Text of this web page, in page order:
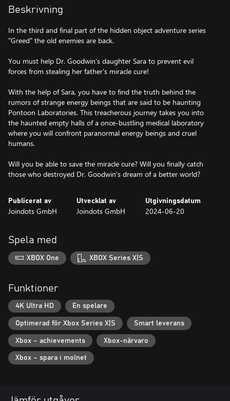
Beskrivning
In the third and final part of the hidden object adventure series
"Greed" the old enemies are back.
You must help Dr. Goodwin's daughter Sara to prevent evil
forces from stealing her father's miracle cure!
With the help of Sara, you have to find the truth behind the
rumors of strange energy beings that are said to be haunting
Pontoon Laboratories. This treacherous journey takes you into
the haunted empty halls of a once-bustling medical laboratory
where you will confront paranormal energy beings and cruel
humans.
Will you be able to save the miracle cure? Will you finally catch
Publicerat av
Joindots GmbH
Utvecklat av
Joindots GmbH
Utgivningsdatum
2024-06-20
Spela med
XBOX One XBOX Series X|S
Funktioner
4K Ultra HD En spelare
Optimerad för Xbox Series X|S Smart leverans
Xbox – achievements Xbox-närvaro
Xbox – spara i molnet